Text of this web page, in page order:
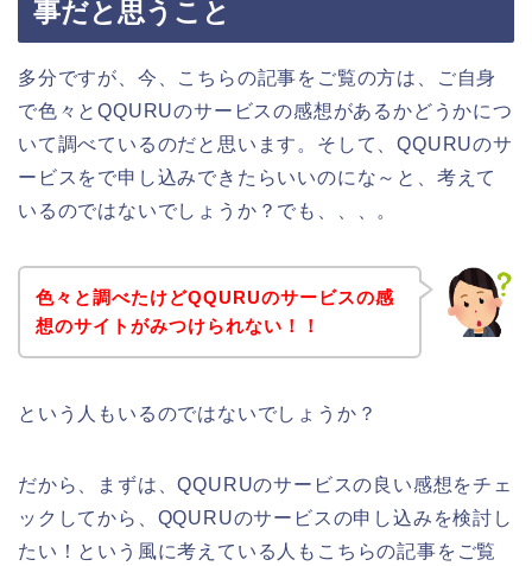
事だと思うこと
多分ですが、今、こちらの記事をご覧の方は、ご自身
で色々とQQURUのサービスの感想があるかどうかにつ
いて調べているのだと思います。そして、QQURUのサ
ービスをで申し込みできたらいいのにな～と、考えて
いるのではないでしょうか？でも、、、。
色々と調べたけどQQURUのサービスの感
想のサイトがみつけられない！！
という人もいるのではないでしょうか？
だから、まずは、QQURUのサービスの良い感想をチェ
ックしてから、QQURUのサービスの申し込みを検討し
たい！という風に考えている人もこちらの記事をご覧